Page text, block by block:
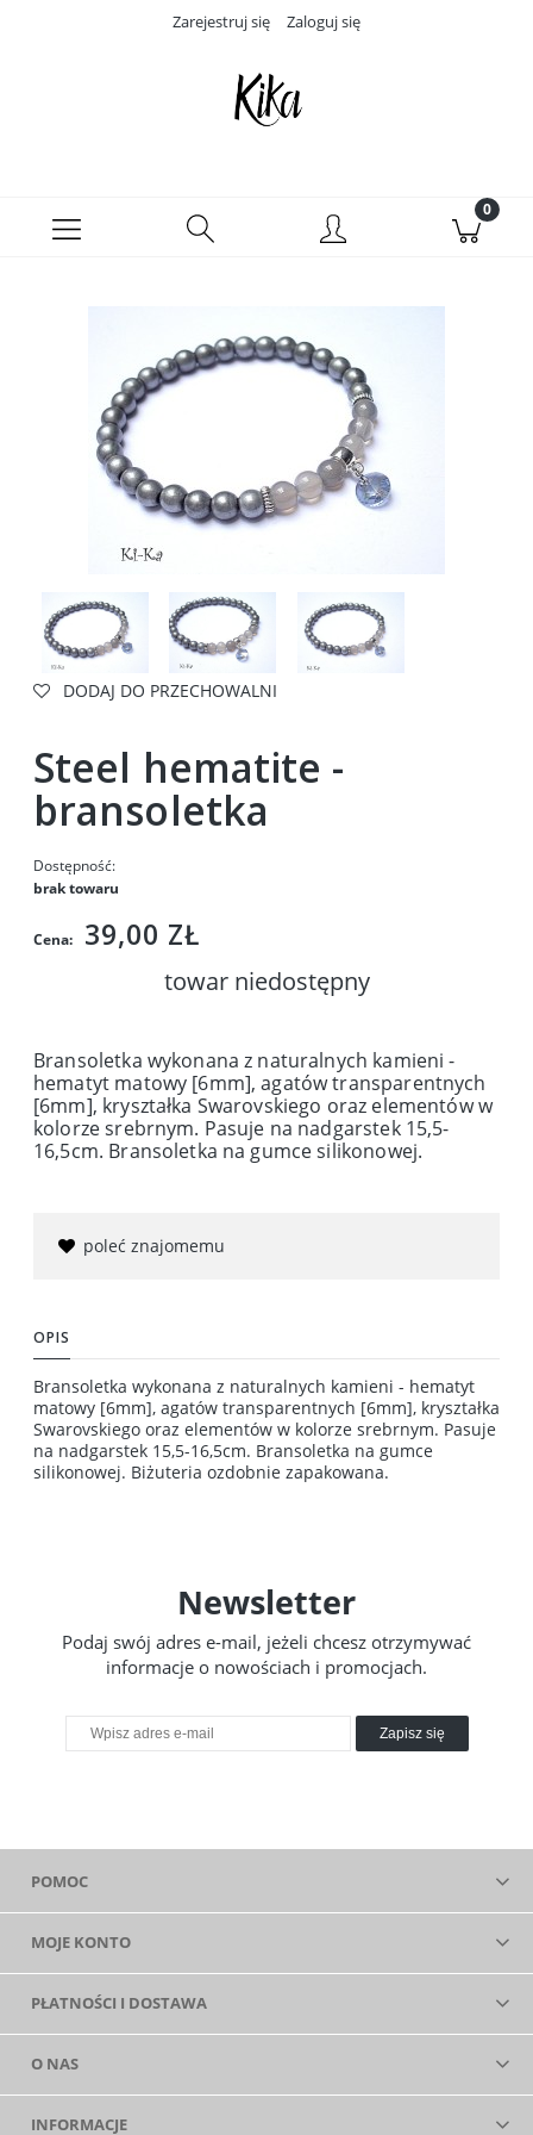
Zarejestruj się Zaloguj się
DODAJ DO PRZECHOWALNI
Steel hematite -
bransoletka
Dostępność:
brak towaru
Cena: 39,00 ZŁ
towar niedostępny
Bransoletka wykonana z naturalnych kamieni -
hematyt matowy [6mm], agatów transparentnych
[6mm], kryształka Swarovskiego oraz elementów w
kolorze srebrnym. Pasuje na nadgarstek 15,5-
16,5cm. Bransoletka na gumce silikonowej.
poleć znajomemu
OPIS
Bransoletka wykonana z naturalnych kamieni - hematyt
matowy [6mm], agatów transparentnych [6mm], kryształka
Swarovskiego oraz elementów w kolorze srebrnym. Pasuje
na nadgarstek 15,5-16,5cm. Bransoletka na gumce
silikonowej. Biżuteria ozdobnie zapakowana.
Newsletter
Podaj swój adres e-mail, jeżeli chcesz otrzymywać
informacje o nowościach i promocjach.
Zapisz się
POMOC
MOJE KONTO
PŁATNOŚCI I DOSTAWA
O NAS
INFORMACJE